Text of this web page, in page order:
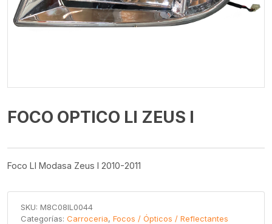
FOCO OPTICO LI ZEUS I
Foco LI Modasa Zeus I 2010-2011
SKU: M8C08IL0044
Categorías: Carroceria, Focos / Ópticos / Reflectantes